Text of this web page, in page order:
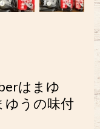
はまゆ
ゆうの味付